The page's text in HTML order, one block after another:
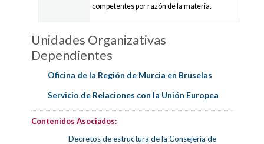
competentes por razón de la materia.
Unidades Organizativas
Dependientes
Oficina de la Región de Murcia en Bruselas
Servicio de Relaciones con la Unión Europea
Contenidos Asociados:
Decretos de estructura de la Consejería de